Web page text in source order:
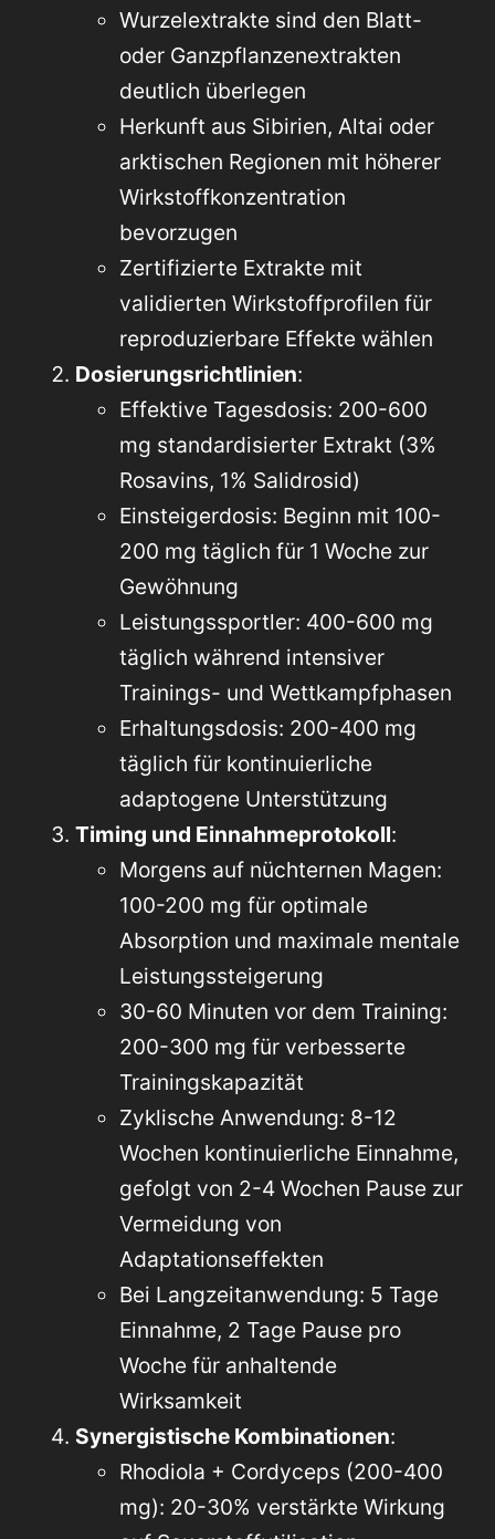
Wurzelextrakte sind den Blatt-
oder Ganzpflanzenextrakten
deutlich überlegen
Herkunft aus Sibirien, Altai oder
arktischen Regionen mit höherer
Wirkstoffkonzentration
bevorzugen
Zertifizierte Extrakte mit
validierten Wirkstoffprofilen für
reproduzierbare Effekte wählen
Dosierungsrichtlinien:
Effektive Tagesdosis: 200-600
mg standardisierter Extrakt (3%
Rosavins, 1% Salidrosid)
Einsteigerdosis: Beginn mit 100-
200 mg täglich für 1 Woche zur
Gewöhnung
Leistungssportler: 400-600 mg
täglich während intensiver
Trainings- und Wettkampfphasen
Erhaltungsdosis: 200-400 mg
täglich für kontinuierliche
adaptogene Unterstützung
Timing und Einnahmeprotokoll:
Morgens auf nüchternen Magen:
100-200 mg für optimale
Absorption und maximale mentale
Leistungssteigerung
30-60 Minuten vor dem Training:
200-300 mg für verbesserte
Trainingskapazität
Zyklische Anwendung: 8-12
Wochen kontinuierliche Einnahme,
gefolgt von 2-4 Wochen Pause zur
Vermeidung von
Adaptationseffekten
Bei Langzeitanwendung: 5 Tage
Einnahme, 2 Tage Pause pro
Woche für anhaltende
Wirksamkeit
Synergistische Kombinationen:
Rhodiola + Cordyceps (200-400
mg): 20-30% verstärkte Wirkung